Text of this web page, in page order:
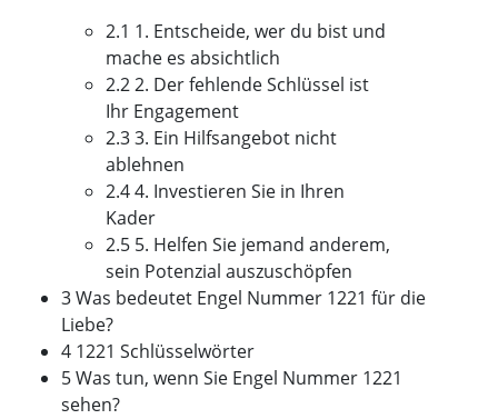
2.1 1. Entscheide, wer du bist und
mache es absichtlich
2.2 2. Der fehlende Schlüssel ist
Ihr Engagement
2.3 3. Ein Hilfsangebot nicht
ablehnen
2.4 4. Investieren Sie in Ihren
Kader
2.5 5. Helfen Sie jemand anderem,
sein Potenzial auszuschöpfen
3 Was bedeutet Engel Nummer 1221 für die
Liebe?
4 1221 Schlüsselwörter
5 Was tun, wenn Sie Engel Nummer 1221
sehen?